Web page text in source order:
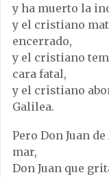
y ha muerto la
y el cristiano
encerrado,
y el cristiano
cara fatal,
y el cristiano
Galilea.
Pero Don Juan
mar,
Don Juan que